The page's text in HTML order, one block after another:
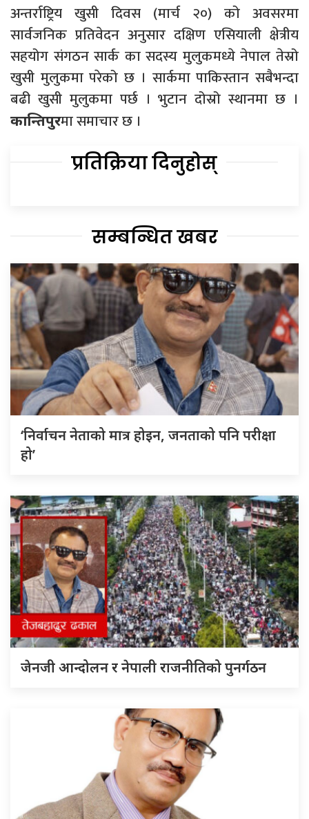
अन्तर्राष्ट्रिय खुसी दिवस (मार्च २०) को अवसरमा
सार्वजनिक प्रतिवेदन अनुसार दक्षिण एसियाली क्षेत्रीय
सहयोग संगठन सार्क का सदस्य मुलुकमध्ये नेपाल तेस्रो
खुसी मुलुकमा परेको छ । सार्कमा पाकिस्तान सबैभन्दा
बढी खुसी मुलुकमा पर्छ । भुटान दोस्रो स्थानमा छ ।
कान्तिपुरमा समाचार छ ।
प्रतिक्रिया दिनुहोस्
सम्बन्धित खबर
‘निर्वाचन नेताको मात्र होइन, जनताको पनि परीक्षा
हो’
जेनजी आन्दोलन र नेपाली राजनीतिको पुनर्गठन